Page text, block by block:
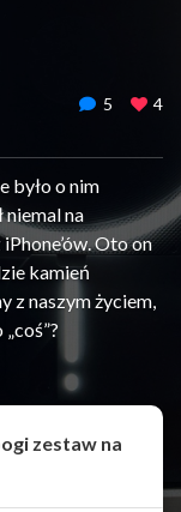
5 4
było o nim
niemal na
Oto on
kamień
z naszym życiem,
zestaw na